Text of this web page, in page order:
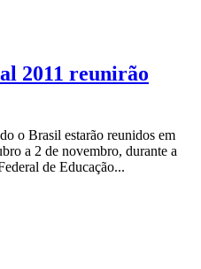
2011 reunirão
o Brasil estarão reunidos em
a 2 de novembro, durante a
de Educação...